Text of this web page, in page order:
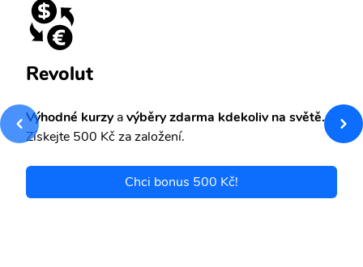
Revolut
Výhodné kurzyavýběry zdarma kdekoliv na světě.
Získejte 500 Kč za založení.
Chci bonus 500 Kč!